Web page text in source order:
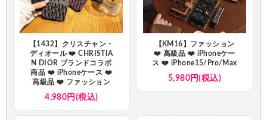
【1432】クリスチャン・
ディオール ❤️ CHRISTIA
N DIOR ブランドコラボ
商品 ❤️ iPhoneケース ❤️
高級品 ❤️ ファッション
4,980円(税込)
【KM16】ファッション
❤️ 高級品 ❤️ iPhoneケー
ス ❤️ iPhone15/Pro/Max
5,980円(税込)